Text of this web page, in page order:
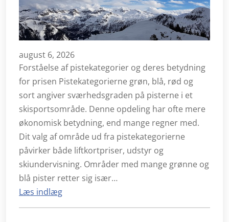
august 6, 2026
Forståelse af pistekategorier og deres betydning
for prisen Pistekategorierne grøn, blå, rød og
sort angiver sværhedsgraden på pisterne i et
skisportsområde. Denne opdeling har ofte mere
økonomisk betydning, end mange regner med.
Dit valg af område ud fra pistekategorierne
påvirker både liftkortpriser, udstyr og
skiundervisning. Områder med mange grønne og
blå pister retter sig især…
Læs indlæg